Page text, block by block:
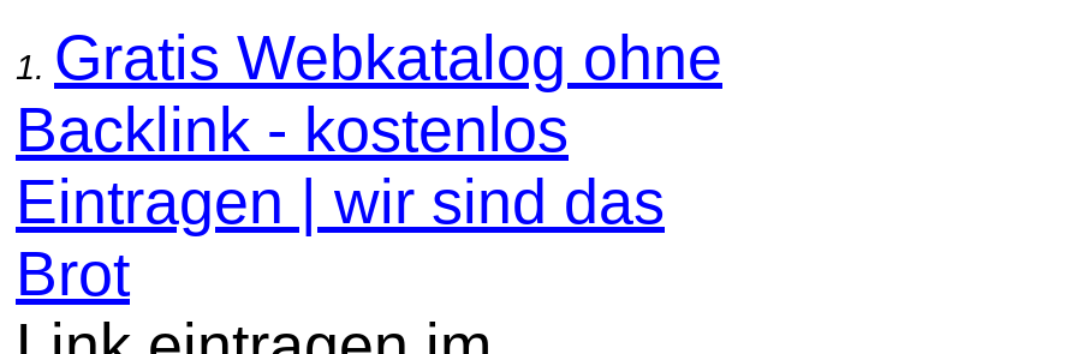
1. Gratis Webkatalog ohne
Backlink - kostenlos
Eintragen | wir sind das
Brot